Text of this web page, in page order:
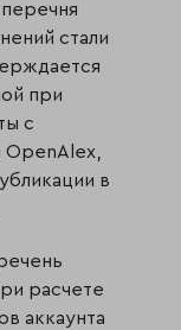
стали
при
с
в
расчете
аккаунта